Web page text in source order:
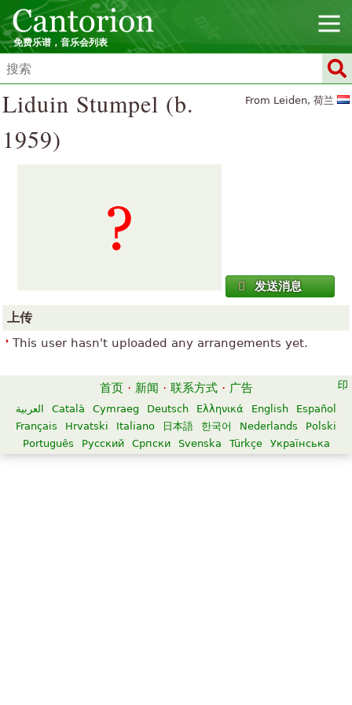
免费乐谱，音乐会列表
From Leiden, 荷兰
Liduin Stumpel (b.
1959)
发送消息
上传
This user hasn't uploaded any arrangements yet.
首页 · 新闻 · 联系方式 · 广告
العربية Català Cymraeg Deutsch Ελληνικά English
Español
Français
Hrvatski Italiano 日本語 한국어 Nederlands
Polski
Português
Русский Српски Svenska Türkçe Українська